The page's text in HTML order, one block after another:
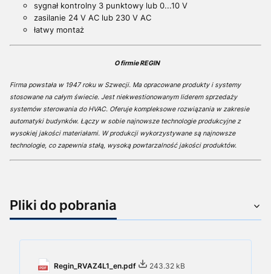
sygnał kontrolny 3 punktowy lub 0...10 V
zasilanie 24 V AC lub 230 V AC
łatwy montaż
O firmie REGIN
Firma powstała w 1947 roku w Szwecji. Ma opracowane produkty i systemy
stosowane na całym świecie. Jest niekwestionowanym liderem sprzedaży
systemów sterowania do HVAC. Oferuje kompleksowe rozwiązania w zakresie
automatyki budynków. Łączy w sobie najnowsze technologie produkcyjne z
wysokiej jakości materiałami. W produkcji wykorzystywane są najnowsze
technologie, co zapewnia stałą, wysoką powtarzalność jakości produktów.
Pliki do pobrania
Regin_RVAZ4L1_en.pdf 243.32 kB